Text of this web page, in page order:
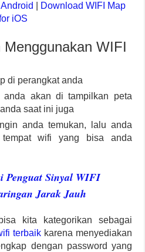
Download WIFI Map
iOS
Menggunakan WIFI
di perangkat anda
akan di tampilkan peta
saat ini juga
anda temukan, lalu anda
wifi yang bisa anda
Penguat Sinyal WIFI
Jarak Jauh
kita kategorikan sebagai
terbaik karena menyediakan
dengan password yang